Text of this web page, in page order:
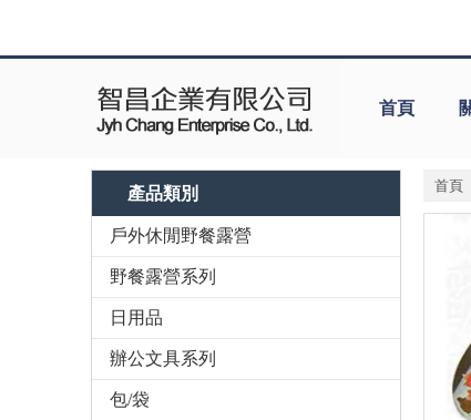
首頁
產品類別
戶外休閒野餐露營
野餐露營系列
日用品
辦公文具系列
包/袋
首頁